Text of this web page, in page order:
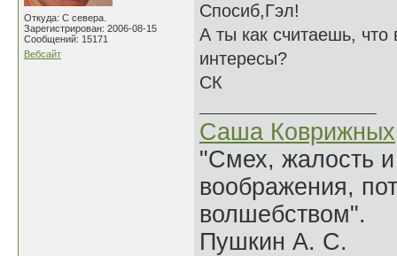
Откуда: С севера.
Зарегистрирован: 2006-08-15
Сообщений: 15171
Вебсайт
Спосиб,Гэл!
А ты как считаешь,
интересы?
СК
Саша Коврижных
"Смех, жалость
воображения,
волшебством".
Пушкин А. С.